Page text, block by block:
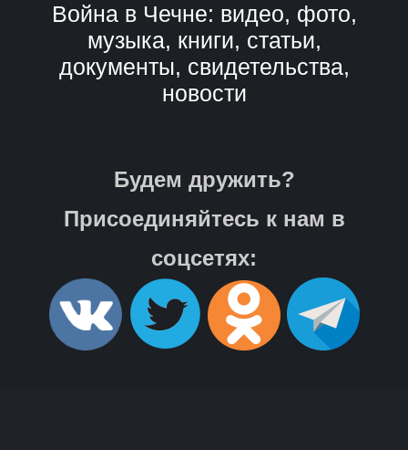
Война в Чечне: видео, фото,
музыка, книги, статьи,
документы, свидетельства,
новости
Будем дружить?
Присоединяйтесь к нам в
соцсетях: